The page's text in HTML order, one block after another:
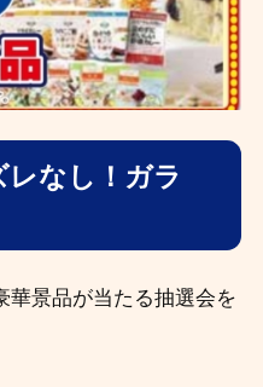
なし！ガラ
華景品が当たる抽選会を